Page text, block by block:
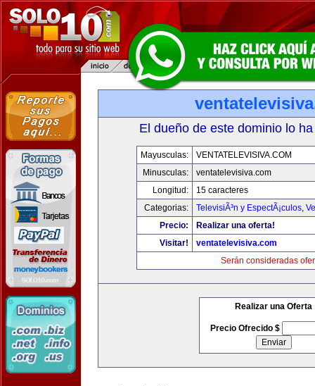
El dueño de este dominio lo
Mayusculas:
VENTATELEVISIVA.COM
Minusculas:
ventatelevisiva.com
Longitud:
15 caracteres
Categorias:
TelevisiÃ³n y EspectÃ¡culos,
Precio:
Realizar una oferta!
Visitar!
ventatelevisiva.com
Serán consideradas
Realizar una Oferta
Precio Ofrecido $